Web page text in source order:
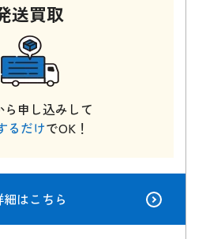
送買取
ら申し込みして
るだけでOK！
細はこちら